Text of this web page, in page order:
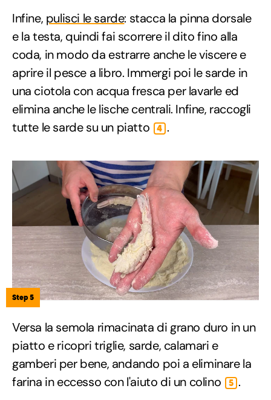
Infine, pulisci le sarde: stacca la pinna dorsale
e la testa, quindi fai scorrere il dito fino alla
coda, in modo da estrarre anche le viscere e
aprire il pesce a libro. Immergi poi le sarde in
una ciotola con acqua fresca per lavarle ed
elimina anche le lische centrali. Infine, raccogli
tutte le sarde su un piatto
4 .
Step 5
Versa la semola rimacinata di grano duro in un
piatto e ricopri triglie, sarde, calamari e
gamberi per bene, andando poi a eliminare la
farina in eccesso con l'aiuto di un colino
5 .